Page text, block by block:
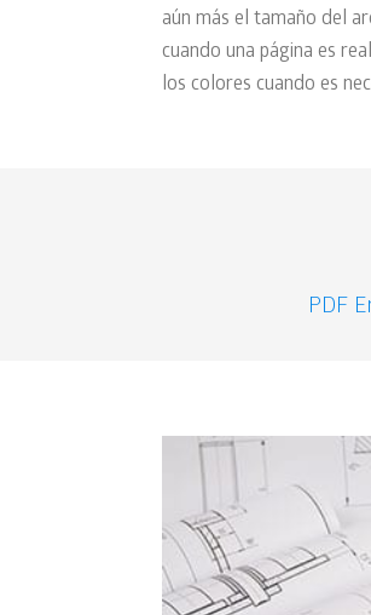
aún más el tamaño del
cuando una página es
los colores cuando es
PDF